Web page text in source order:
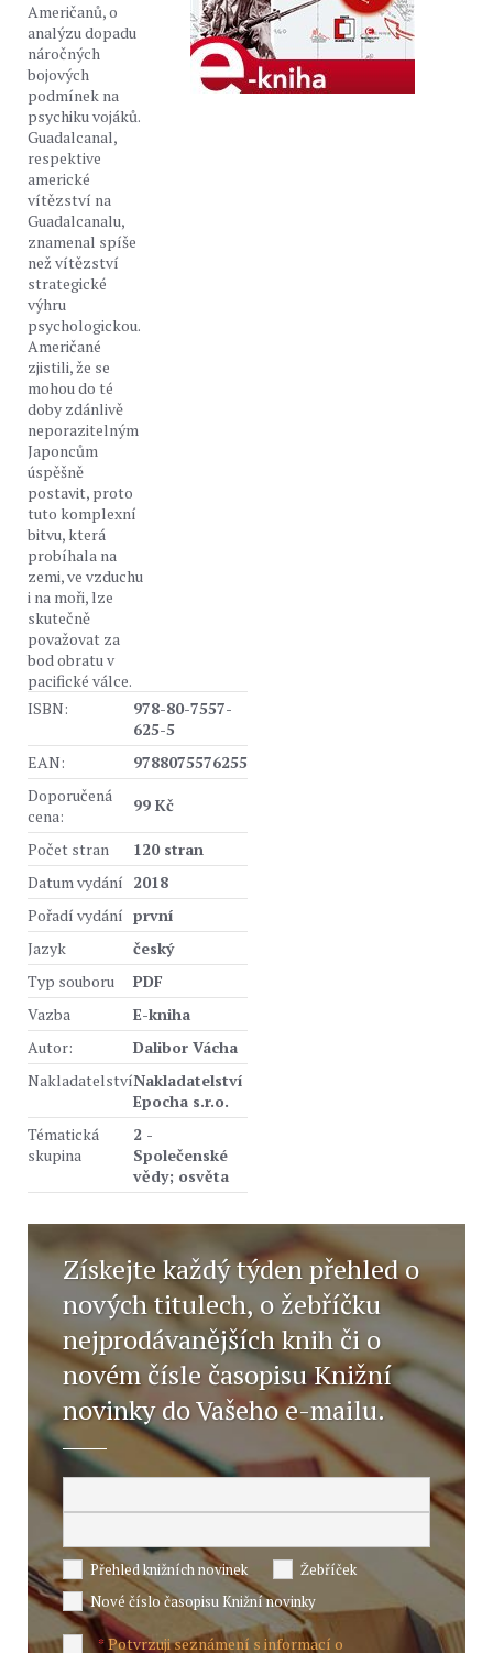
Američanů, o
analýzu dopadu
náročných
bojových
podmínek na
psychiku vojáků.
Guadalcanal,
respektive
americké
vítězství na
Guadalcanalu,
znamenal spíše
než vítězství
strategické
výhru
psychologickou.
Američané
zjistili, že se
mohou do té
doby zdánlivě
neporazitelným
Japoncům
úspěšně
postavit, proto
tuto komplexní
bitvu, která
probíhala na
zemi, ve vzduchu
i na moři, lze
skutečně
považovat za
bod obratu v
pacifické válce.
ISBN:
978-80-7557-
625-5
EAN:
9788075576255
Doporučená
cena:
99 Kč
Počet stran
120 stran
Datum vydání 2018
Pořadí vydání první
Jazyk
český
Typ souboru
PDF
Vazba
E-kniha
Autor:
Dalibor Vácha
NakladatelstvíNakladatelství
Epocha s.r.o.
Tématická
skupina
2 -
Společenské
vědy; osvěta
Získejte každý týden přehled o
nových titulech, o žebříčku
nejprodávanějších knih či o
novém čísle časopisu Knižní
novinky do Vašeho e-mailu.
Přehled knižních novinek
Žebříček
Nové číslo časopisu Knižní novinky
*Potvrzuji seznámení s informací o